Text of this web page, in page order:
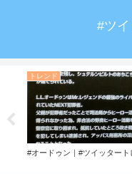
#ツ
トレンド
#オードゥン｜#ツイッタート